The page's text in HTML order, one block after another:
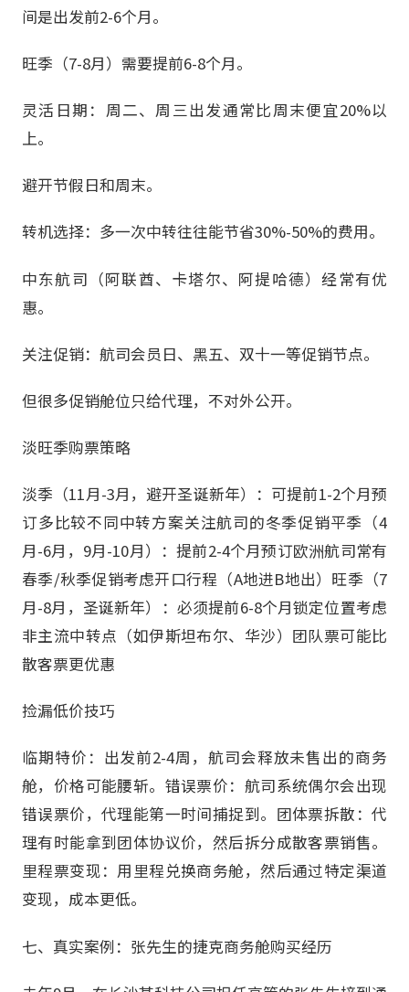
间是出发前2-6个月。
旺季（7-8月）需要提前6-8个月。
灵活日期：周二、周三出发通常比周末便宜20%以
上。
避开节假日和周末。
转机选择：多一次中转往往能节省30%-50%的费用。
中东航司（阿联酋、卡塔尔、阿提哈德）经常有优
惠。
关注促销：航司会员日、黑五、双十一等促销节点。
但很多促销舱位只给代理，不对外公开。
淡旺季购票策略
淡季（11月-3月，避开圣诞新年）：可提前1-2个月预
订多比较不同中转方案关注航司的冬季促销平季（4
月-6月，9月-10月）：提前2-4个月预订欧洲航司常有
春季/秋季促销考虑开口行程（A地进B地出）旺季（7
月-8月，圣诞新年）：必须提前6-8个月锁定位置考虑
非主流中转点（如伊斯坦布尔、华沙）团队票可能比
散客票更优惠
捡漏低价技巧
临期特价：出发前2-4周，航司会释放未售出的商务
舱，价格可能腰斩。错误票价：航司系统偶尔会出现
错误票价，代理能第一时间捕捉到。团体票拆散：代
理有时能拿到团体协议价，然后拆分成散客票销售。
里程票变现：用里程兑换商务舱，然后通过特定渠道
变现，成本更低。
七、真实案例：张先生的捷克商务舱购买经历